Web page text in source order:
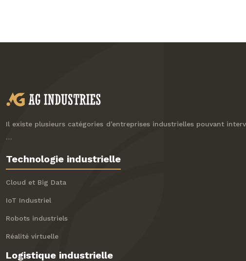
Il existe plusieurs catégories d’entreprises industrielles pouvant
…
Technologie industrielle
Cloud et Big Data
IoT Industriel
Robots industriels
Réalité virtuelle
Logistique industrielle